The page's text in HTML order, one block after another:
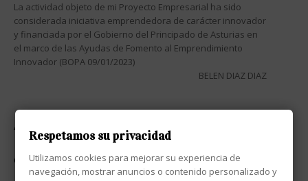
La actividad objeto de mi Proyecto Empresarial ha sido
considerada iniciativa emprendedora de carácter innovador
y financiada por el Gobierno del Principado de Asturias en
el marco de las Ayudas de Fomento al Emprendimiento
Innovador (BOPA 09/01/2023)
BELEN DIAZ DIAZ
ATENCIÓN AL CLIENTE
CONTACTO
Respetamos su privacidad
Utilizamos cookies para mejorar su experiencia de
navegación, mostrar anuncios o contenido personalizado y